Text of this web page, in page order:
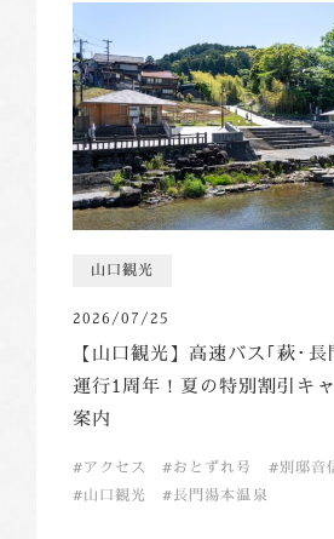
山口観光
2026/07/25
【山口観光】高速バス｢萩･
運行1周年！夏の特別割引キ
案内
アクセス おとずれ号 別邸音
山口観光
長門湯本温泉